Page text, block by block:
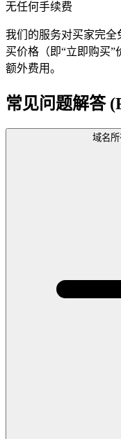
无任何手续费
我们的服务对买家完
买价格（即“立即购买
额外费用。
常见问题解答
域名所